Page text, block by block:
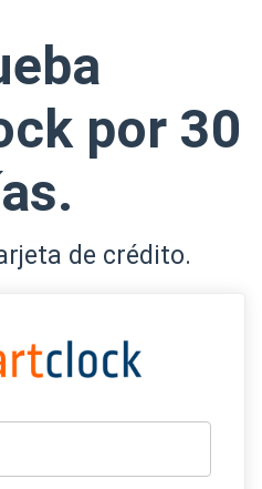
por 30
de crédito.